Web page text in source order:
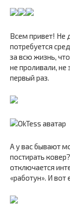
Всем привет! Не
потребуется
за всю жизнь,
не проливали, не
первый раз.
А у вас бывают
постирать
отключается
«работун». И вот